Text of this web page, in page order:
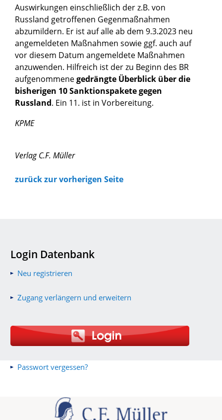
Auswirkungen einschließlich der z.B. von
Russland getroffenen Gegenmaßnahmen
abzumildern. Er ist auf alle ab dem 9.3.2023 neu
angemeldeten Maßnahmen sowie ggf. auch auf
vor diesem Datum angemeldete Maßnahmen
anzuwenden. Hilfreich ist der zu Beginn des BR
aufgenommenegedrängte Überblick über die
bisherigen 10 Sanktionspakete gegen
Russland. Ein 11. ist in Vorbereitung.
KPME
Verlag C.F. Müller
zurück zur vorherigen Seite
Login Datenbank
Neu registrieren
Zugang verlängern und erweitern
Passwort vergessen?